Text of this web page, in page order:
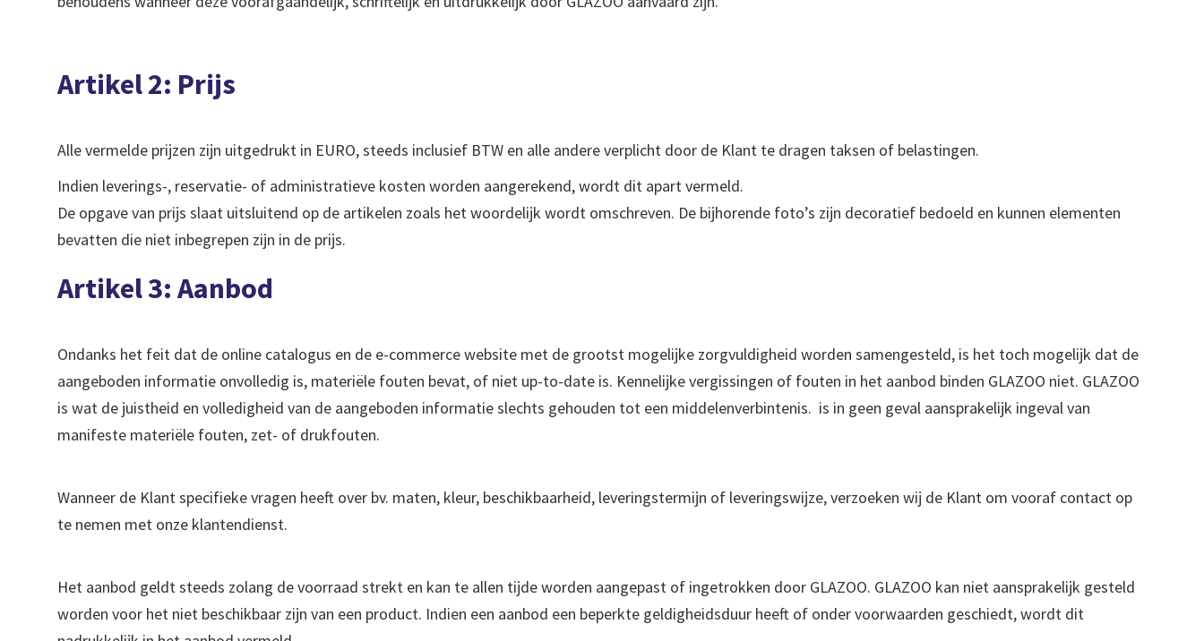
Artikel 2: Prijs
Alle vermelde prijzen zijn uitgedrukt in EURO, steeds inclusief BTW en alle andere verplicht door de Klant te dragen taksen of belastingen.
Indien leverings-, reservatie- of administratieve kosten worden aangerekend, wordt dit apart vermeld.
De opgave van prijs slaat uitsluitend op de artikelen zoals het woordelijk wordt omschreven. De bijhorende foto’s zijn decoratief bedoeld en kunnen elementen
bevatten die niet inbegrepen zijn in de prijs.
Artikel 3: Aanbod
Ondanks het feit dat de online catalogus en de e-commerce website met de grootst mogelijke zorgvuldigheid worden samengesteld, is het toch mogelijk dat de
aangeboden informatie onvolledig is, materiële fouten bevat, of niet up-to-date is. Kennelijke vergissingen of fouten in het aanbod binden GLAZOO niet. GLAZOO
is wat de juistheid en volledigheid van de aangeboden informatie slechts gehouden tot een middelenverbintenis. is in geen geval aansprakelijk ingeval van
manifeste materiële fouten, zet- of drukfouten.
Wanneer de Klant specifieke vragen heeft over bv. maten, kleur, beschikbaarheid, leveringstermijn of leveringswijze, verzoeken wij de Klant om vooraf contact op
te nemen met onze klantendienst.
Het aanbod geldt steeds zolang de voorraad strekt en kan te allen tijde worden aangepast of ingetrokken door GLAZOO. GLAZOO kan niet aansprakelijk gesteld
worden voor het niet beschikbaar zijn van een product. Indien een aanbod een beperkte geldigheidsduur heeft of onder voorwaarden geschiedt, wordt dit